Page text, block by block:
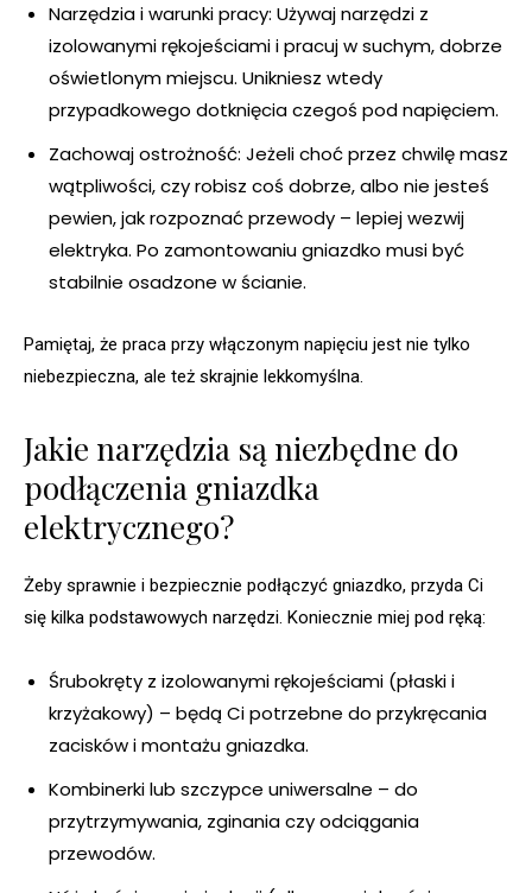
Narzędzia i warunki pracy: Używaj narzędzi z
izolowanymi rękojeściami i pracuj w suchym, dobrze
oświetlonym miejscu. Unikniesz wtedy
przypadkowego dotknięcia czegoś pod napięciem.
Zachowaj ostrożność: Jeżeli choć przez chwilę masz
wątpliwości, czy robisz coś dobrze, albo nie jesteś
pewien, jak rozpoznać przewody – lepiej wezwij
elektryka. Po zamontowaniu gniazdko musi być
stabilnie osadzone w ścianie.
Pamiętaj, że praca przy włączonym napięciu jest nie tylko
niebezpieczna, ale też skrajnie lekkomyślna.
Jakie narzędzia są niezbędne do
podłączenia gniazdka
elektrycznego?
Żeby sprawnie i bezpiecznie podłączyć gniazdko, przyda Ci
się kilka podstawowych narzędzi. Koniecznie miej pod ręką:
Śrubokręty z izolowanymi rękojeściami (płaski i
krzyżakowy) – będą Ci potrzebne do przykręcania
zacisków i montażu gniazdka.
Kombinerki lub szczypce uniwersalne – do
przytrzymywania, zginania czy odciągania
przewodów.